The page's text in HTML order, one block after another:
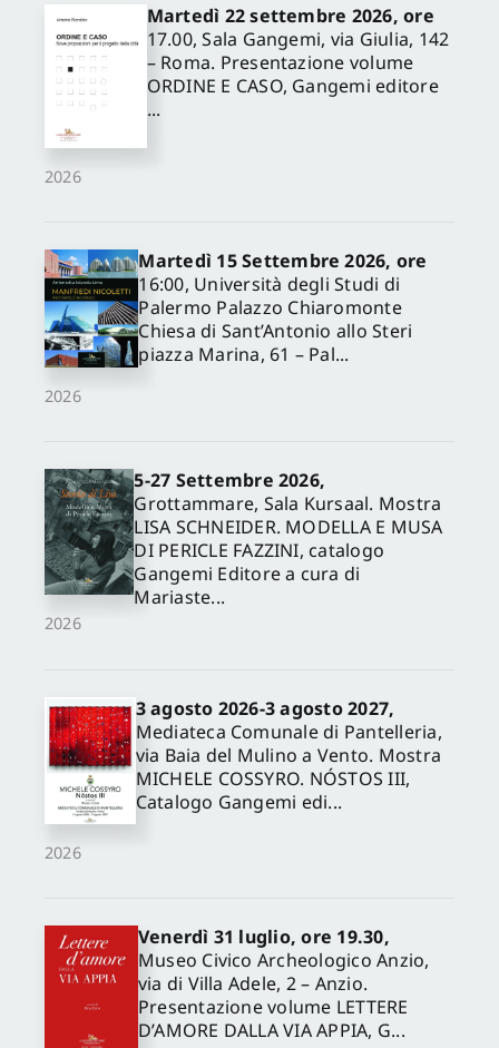
2026
Martedì 22 settembre 2026, ore
17.00, Sala Gangemi, via Giulia, 142
– Roma. Presentazione volume
ORDINE E CASO, Gangemi editore
...
2026
Martedì 15 Settembre 2026, ore
16:00, Università degli Studi di
Palermo Palazzo Chiaromonte
Chiesa di Sant’Antonio allo Steri
piazza Marina, 61 – Pal...
2026
5-27 Settembre 2026,
Grottammare, Sala Kursaal. Mostra
LISA SCHNEIDER. MODELLA E MUSA
DI PERICLE FAZZINI, catalogo
Gangemi Editore a cura di
Mariaste...
2026
3 agosto 2026-3 agosto 2027,
Mediateca Comunale di Pantelleria,
via Baia del Mulino a Vento. Mostra
MICHELE COSSYRO. NÓSTOS III,
Catalogo Gangemi edi...
Venerdì 31 luglio, ore 19.30,
Museo Civico Archeologico Anzio,
via di Villa Adele, 2 – Anzio.
Presentazione volume LETTERE
D’AMORE DALLA VIA APPIA, G...